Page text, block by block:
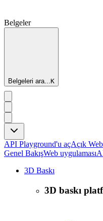
Belgeler
Belgeleri ara...K
API Playground'u açAçık
Genel BakışWeb uygulaması
3D Baskı
3D baskı